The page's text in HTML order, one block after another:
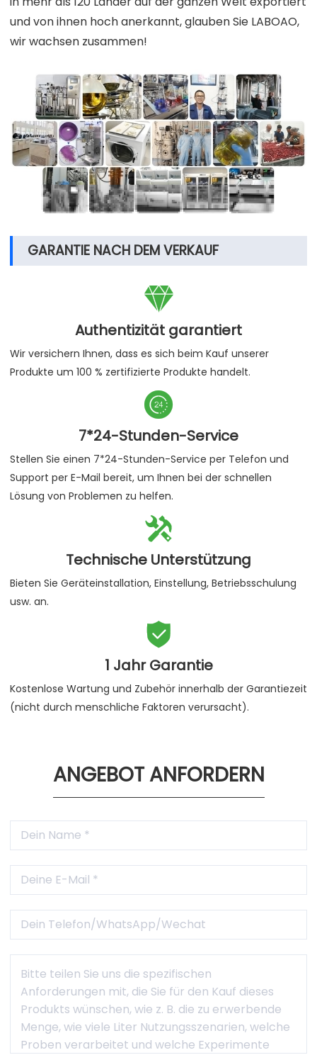
und von ihnen hoch anerkannt, glauben Sie LABOAO,
wir wachsen zusammen!
GARANTIE NACH DEM VERKAUF

Authentizität garantiert
Wir versichern Ihnen, dass es sich beim Kauf unserer
Produkte um 100 % zertifizierte Produkte handelt.

7*24-Stunden-Service
Stellen Sie einen 7*24-Stunden-Service per Telefon und
Support per E-Mail bereit, um Ihnen bei der schnellen
Lösung von Problemen zu helfen.

Technische Unterstützung
Bieten Sie Geräteinstallation, Einstellung, Betriebsschulung
usw. an.

1 Jahr Garantie
Kostenlose Wartung und Zubehör innerhalb der Garantiezeit
(nicht durch menschliche Faktoren verursacht).
ANGEBOT ANFORDERN